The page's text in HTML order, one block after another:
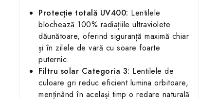
Protecție totală UV400: Lentilele
blochează 100% radiațiile ultraviolete
dăunătoare, oferind siguranță maximă chiar
și în zilele de vară cu soare foarte
puternic.
Filtru solar Categoria 3: Lentilele de
culoare gri reduc eficient lumina orbitoare,
menținând în același timp o redare naturală